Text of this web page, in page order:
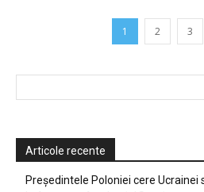
1 2 3
Articole recente
Președintele Poloniei cere